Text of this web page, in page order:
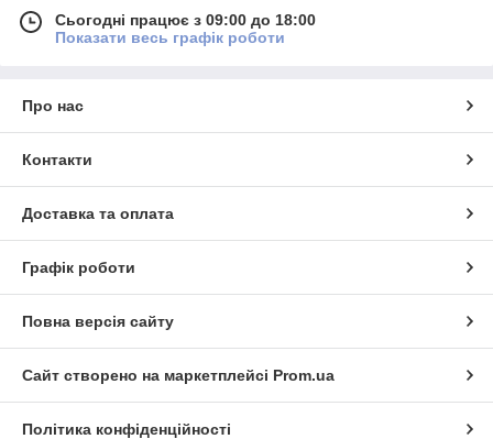
Сьогодні працює з 09:00 до 18:00
Показати весь графік роботи
Про нас
Контакти
Доставка та оплата
Графік роботи
Повна версія сайту
Сайт створено на маркетплейсі Prom.ua
Політика конфіденційності